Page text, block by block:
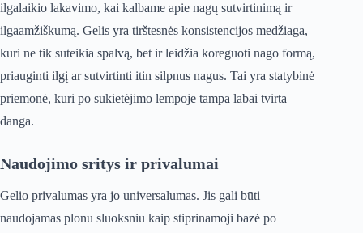
ilgalaikio lakavimo, kai kalbame apie nagų sutvirtinimą ir
ilgaamžiškumą. Gelis yra tirštesnės konsistencijos medžiaga,
kuri ne tik suteikia spalvą, bet ir leidžia koreguoti nago formą,
priauginti ilgį ar sutvirtinti itin silpnus nagus. Tai yra statybinė
priemonė, kuri po sukietėjimo lempoje tampa labai tvirta
danga.
Naudojimo sritys ir privalumai
Gelio privalumas yra jo universalumas. Jis gali būti
naudojamas plonu sluoksniu kaip stiprinamoji bazė po